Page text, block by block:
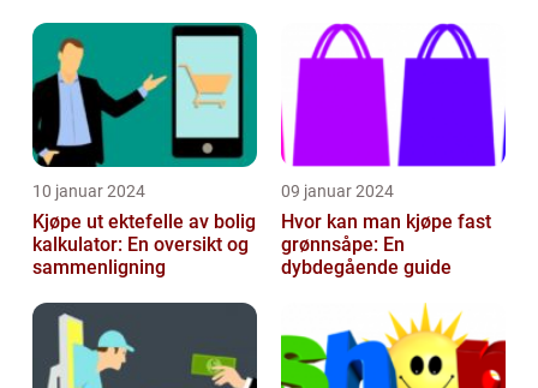
10 januar 2024
Kjøpe ut ektefelle av bolig
kalkulator: En oversikt og
sammenligning
09 januar 2024
Hvor kan man kjøpe fast
grønnsåpe: En
dybdegående guide